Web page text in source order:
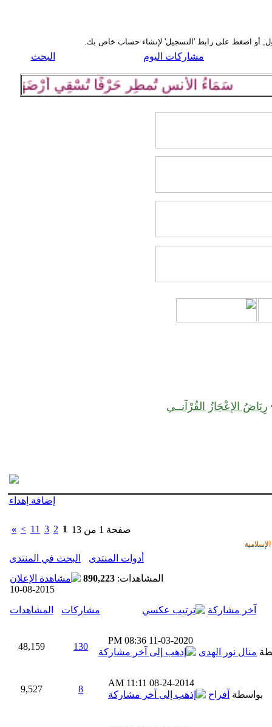
مشاركات اليوم البحث
سَمَاءُ الأُنسِ تُمطِر حَرْفًا تُسْقِي أرْضَهَا كلِمة
رِيَاضُ الإعْجَازُ القُرْآنــي
إضافة إهداء
صفحة 1 من 13 1
2
3
11
>
»
أدوات المنتدى
البحث في المنتدى
المشاهدات: 890,223
10-08-2015
آخر مشاركة
مشاركات المشاهدات
11-03-2020
08:36 PM
منال نور الهدى
130
48,159
08-24-2014
11:11 AM
بواسطة آفراح
8
9,527